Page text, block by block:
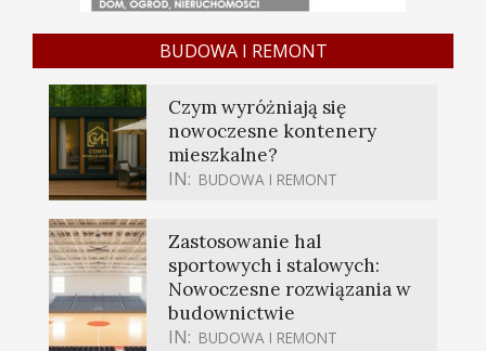
BUDOWA I REMONT
Czym wyróżniają się
nowoczesne kontenery
mieszkalne?
IN: BUDOWA I REMONT
Zastosowanie hal
sportowych i stalowych:
Nowoczesne rozwiązania w
budownictwie
IN: BUDOWA I REMONT